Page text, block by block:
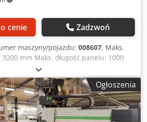
cenie Zadzwoń
maszyny/pojazdu: 008607, Maks.
mm Maks. długość panelu: 1000
Adxskr Liczba agregatów: 6 Liczba
poziome grupy: tak
Ogłoszenia